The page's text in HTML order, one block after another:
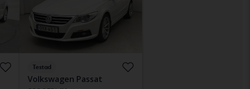
Testad
Volkswagen Passat